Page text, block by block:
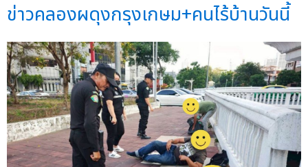
ข่าวคลองผดุงกรุงเกษม+คนไร้บ้านวันนี้